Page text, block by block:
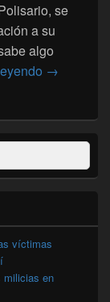
se
a su
algo
Actores
→
víctimas
milicias en